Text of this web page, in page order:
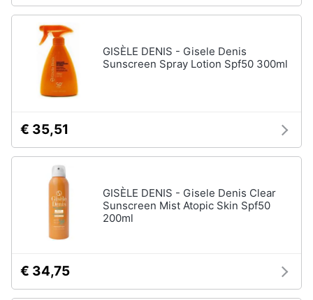
GISÈLE DENIS - Gisele Denis
Sunscreen Spray Lotion Spf50 300ml
€ 35,51
GISÈLE DENIS - Gisele Denis Clear
Sunscreen Mist Atopic Skin Spf50
200ml
€ 34,75